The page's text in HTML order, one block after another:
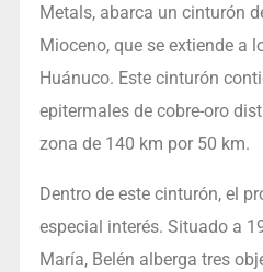
Metals, abarca un cinturón
Mioceno, que se extiende a
Huánuco. Este cinturón
epitermales de cobre-oro
zona de 140 km por 50 km.
Dentro de este cinturón, el
especial interés. Situado a
María, Belén alberga tres